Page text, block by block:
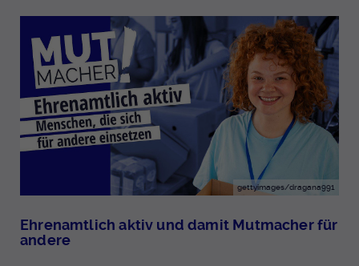
gettyimages/dragana991
Ehrenamtlich aktiv und damit Mutmacher für
andere